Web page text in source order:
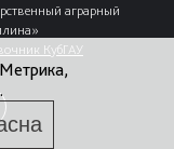
аграрный
КубГАУ